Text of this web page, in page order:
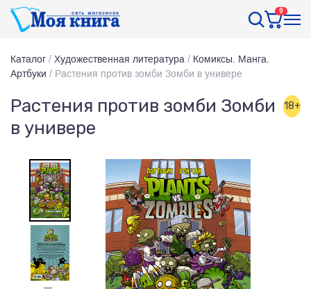
0
Каталог / Художественная литература / Комиксы. Манга.
Артбуки / Растения против зомби Зомби в универе
Растения против зомби Зомби
в универе
18+